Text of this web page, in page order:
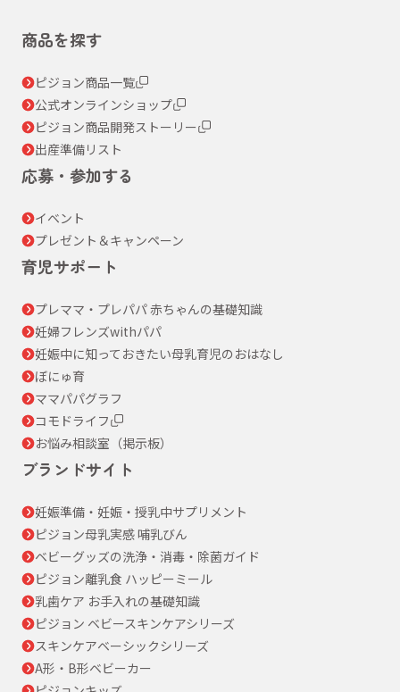
商品を探す
ピジョン商品一覧
公式オンラインショップ
ピジョン商品開発ストーリー
出産準備リスト
応募・参加する
イベント
プレゼント＆キャンペーン
育児サポート
プレママ・プレパパ 赤ちゃんの基礎知識
妊婦フレンズwithパパ
妊娠中に知っておきたい母乳育児のおはなし
ぼにゅ育
ママパパグラフ
コモドライフ
お悩み相談室（掲示板）
ブランドサイト
妊娠準備・妊娠・授乳中サプリメント
ピジョン母乳実感 哺乳びん
ベビーグッズの洗浄・消毒・除菌ガイド
ピジョン離乳食 ハッピーミール
乳歯ケア お手入れの基礎知識
ピジョン ベビースキンケアシリーズ
スキンケアベーシックシリーズ
A形・B形ベビーカー